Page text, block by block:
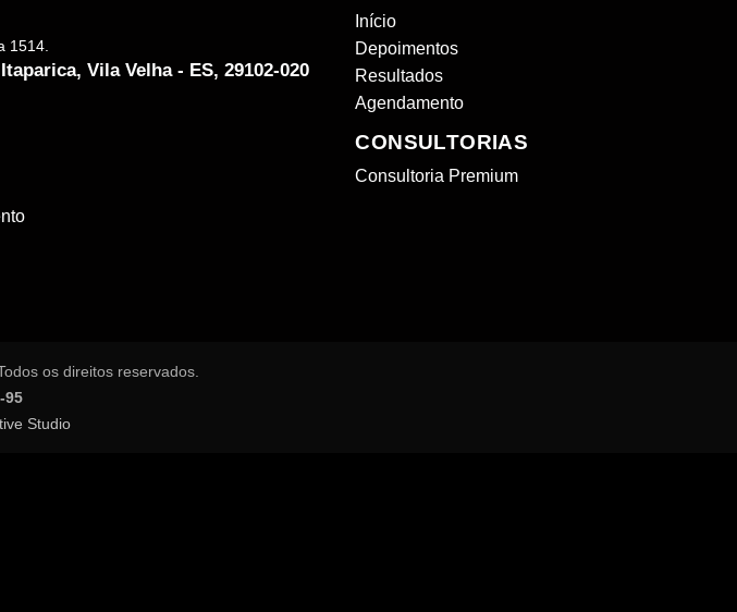
1514.
Vila Velha - ES, 29102-020
Início
Depoimentos
Resultados
Agendamento
CONSULTORIAS
Consultoria Premium
os direitos reservados.
95
Studio